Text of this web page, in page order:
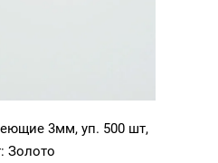
3мм, уп. 500 шт,
Золото